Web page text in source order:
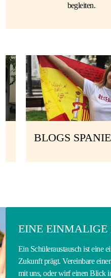
begleiten.
BLOGS
EINE EINMALIGE
Ein Schüleraustausch ist eine
Zukunft prägt. Vereinbare
mit uns, oder wirf einen Blick